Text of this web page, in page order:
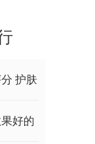
护肤
好的